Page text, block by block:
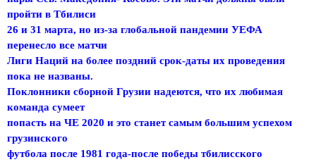
пройти в Тбилиси
26 и 31 марта, но из-за глобальной пандемии УЕФА
перенесло все матчи
Лиги Наций на более поздний срок-даты их проведения
пока не названы.
Поклонники сборной Грузии надеются, что их любимая
команда сумеет
попасть на ЧЕ 2020 и это станет самым большим успехом
грузинского
футбола после 1981 года-после победы тбилисского